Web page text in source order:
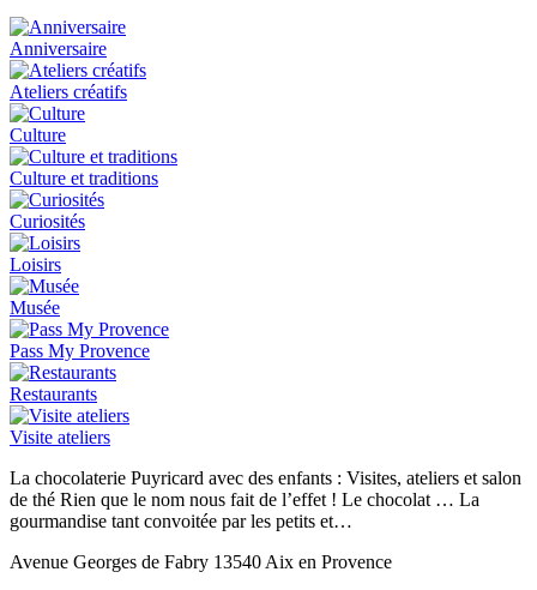
Anniversaire
Ateliers créatifs
Culture
Culture et traditions
Curiosités
Loisirs
Musée
Pass My Provence
Restaurants
Visite ateliers
La chocolaterie Puyricard avec des enfants : Visites, ateliers et salon
de thé Rien que le nom nous fait de l’effet ! Le chocolat … La
gourmandise tant convoitée par les petits et…
Avenue Georges de Fabry 13540 Aix en Provence